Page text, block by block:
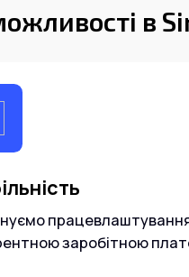
в
працевлаштування
заробітною